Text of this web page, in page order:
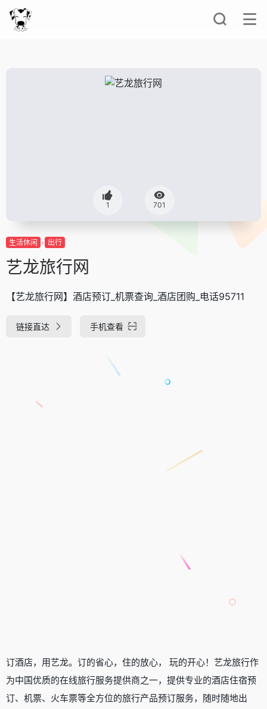
1 701
生活休闲 出行
艺龙旅行网
【艺龙旅行网】酒店预订_机票查询_酒店团购_电话95711
链接直达 手机查看
订酒店，用艺龙。订的省心，住的放心， 玩的开心！艺龙旅行作
为中国优质的在线旅行服务提供商之一，提供专业的酒店住宿预
订、机票、火车票等全方位的旅行产品预订服务，随时随地出